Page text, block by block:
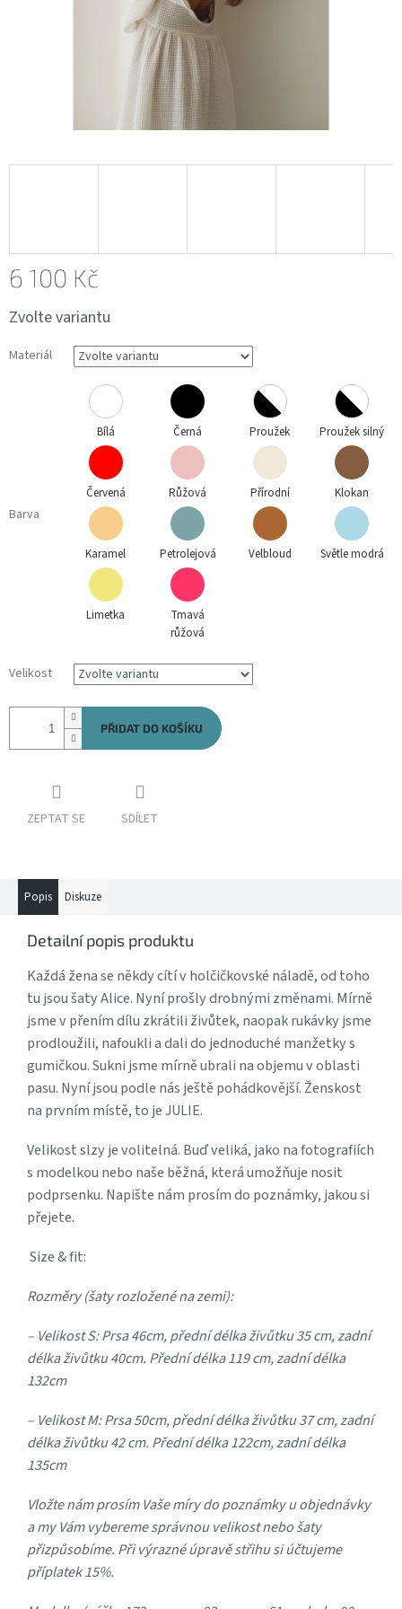
6 100 Kč
cena:
Zvolte variantu
Materiál
Barva
Bílá Černá Proužek Proužek silný
Červená Růžová Přírodní Klokan
Karamel Petrolejová Velbloud Světle modrá
Limetka
Tmavá
růžová
Velikost
PŘIDAT DO KOŠÍKU
ZEPTAT SE SDÍLET
Popis Diskuze
Detailní popis produktu
Každá žena se někdy cítí v holčičkovské náladě, od toho
tu jsou šaty Alice. Nyní prošly drobnými změnami. Mírně
jsme v přením dílu zkrátili živůtek, naopak rukávky jsme
prodloužili, nafoukli a dali do jednoduché manžetky s
gumičkou. Sukni jsme mírně ubrali na objemu v oblasti
pasu. Nyní jsou podle nás ještě pohádkovější. Ženskost
na prvním místě, to je JULIE.
Velikost slzy je volitelná. Buď veliká, jako na fotografiích
s modelkou nebo naše běžná, která umožňuje nosit
podprsenku. Napište nám prosím do poznámky, jakou si
přejete.
Size & fit:
Rozměry (šaty rozložené na zemi):
– Velikost S: Prsa 46cm, přední délka živůtku 35 cm, zadní
délka živůtku 40cm. Přední délka 119 cm, zadní délka
132cm
– Velikost M: Prsa 50cm, přední délka živůtku 37 cm, zadní
délka živůtku 42 cm. Přední délka 122cm, zadní délka
135cm
Vložte nám prosím Vaše míry do poznámky u objednávky
a my Vám vybereme správnou velikost nebo šaty
přizpůsobíme. Při výrazné úpravě střihu si účtujeme
příplatek 15%.